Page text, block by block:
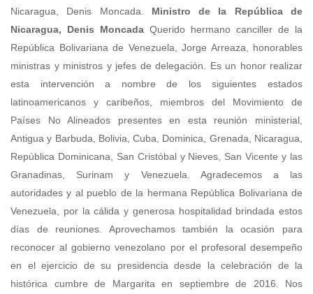
Nicaragua, Denis Moncada. Ministro de la República de
Nicaragua, Denis Moncada Querido hermano canciller de la
República Bolivariana de Venezuela, Jorge Arreaza, honorables
ministras y ministros y jefes de delegación. Es un honor realizar
esta intervención a nombre de los siguientes estados
latinoamericanos y caribeños, miembros del Movimiento de
Países No Alineados presentes en esta reunión ministerial,
Antigua y Barbuda, Bolivia, Cuba, Dominica, Grenada, Nicaragua,
República Dominicana, San Cristóbal y Nieves, San Vicente y las
Granadinas, Surinam y Venezuela. Agradecemos a las
autoridades y al pueblo de la hermana República Bolivariana de
Venezuela, por la cálida y generosa hospitalidad brindada estos
días de reuniones. Aprovechamos también la ocasión para
reconocer al gobierno venezolano por el profesoral desempeño
en el ejercicio de su presidencia desde la celebración de la
histórica cumbre de Margarita en septiembre de 2016. Nos